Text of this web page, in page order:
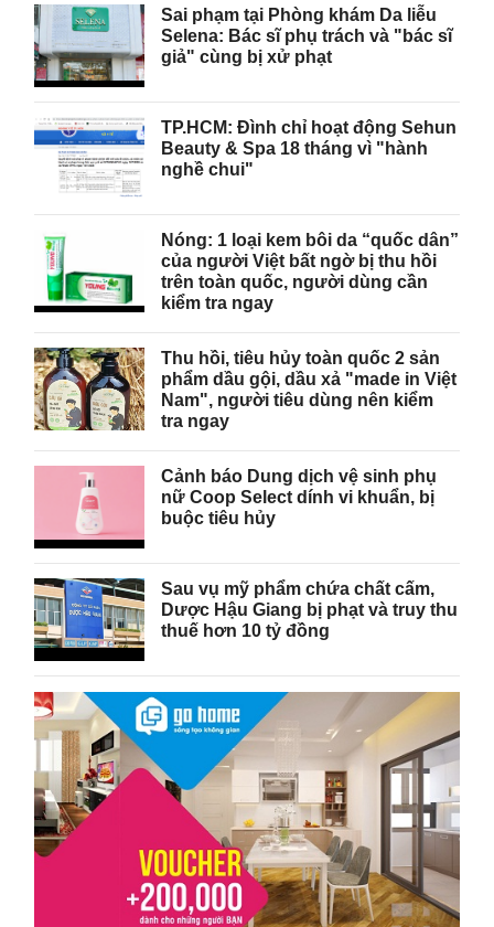
Sai phạm tại Phòng khám Da liễu
Selena: Bác sĩ phụ trách và "bác sĩ
giả" cùng bị xử phạt
TP.HCM: Đình chỉ hoạt động Sehun
Beauty & Spa 18 tháng vì "hành
nghề chui"
Nóng: 1 loại kem bôi da “quốc dân”
của người Việt bất ngờ bị thu hồi
trên toàn quốc, người dùng cần
kiểm tra ngay
Thu hồi, tiêu hủy toàn quốc 2 sản
phẩm dầu gội, dầu xả "made in Việt
Nam", người tiêu dùng nên kiểm
tra ngay
Cảnh báo Dung dịch vệ sinh phụ
nữ Coop Select dính vi khuẩn, bị
buộc tiêu hủy
Sau vụ mỹ phẩm chứa chất cấm,
Dược Hậu Giang bị phạt và truy thu
thuế hơn 10 tỷ đồng